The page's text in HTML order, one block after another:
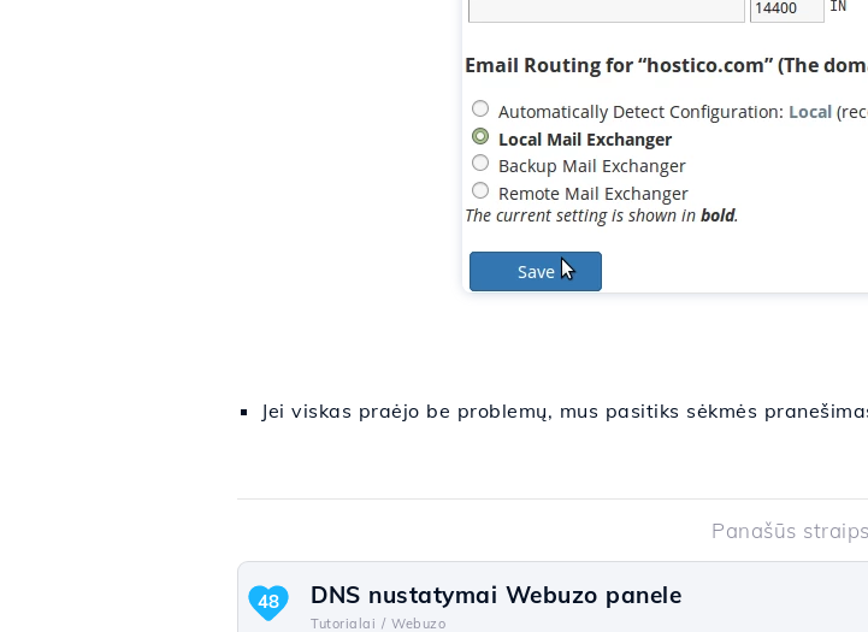
Jei viskas praėjo be problemų, mus pasitiks sėkmės
Panašūs
DNS nustatymai Webuzo panele
Tutorialai / Webuzo
48